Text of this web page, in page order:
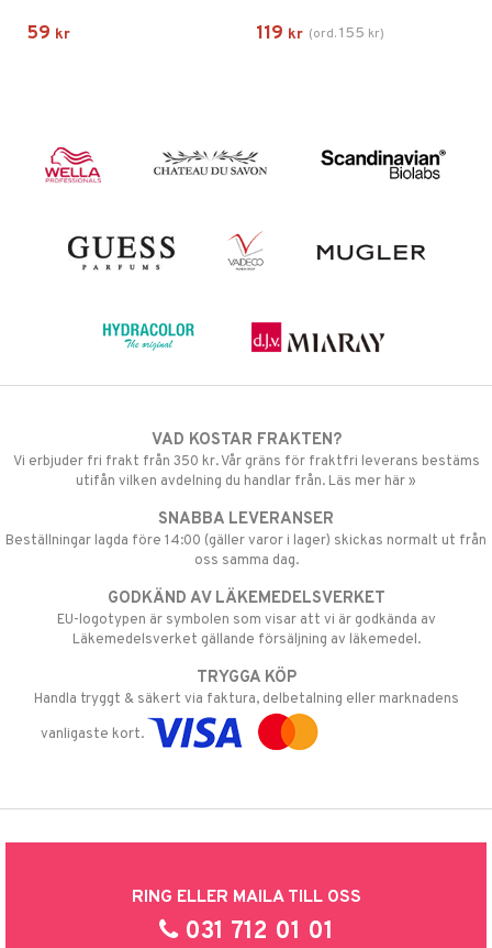
59 kr 119 kr (ord.155 kr)
VAD KOSTAR FRAKTEN?
Vi erbjuder fri frakt från 350 kr. Vår gräns för fraktfri leverans bestäms
utifån vilken avdelning du handlar från. Läs mer här »
SNABBA LEVERANSER
Beställningar lagda före 14:00 (gäller varor i lager) skickas normalt ut från
oss samma dag.
GODKÄND AV LÄKEMEDELSVERKET
EU-logotypen är symbolen som visar att vi är godkända av
Läkemedelsverket gällande försäljning av läkemedel.
TRYGGA KÖP
Handla tryggt & säkert via faktura, delbetalning eller marknadens
vanligaste kort.
RING ELLER MAILA TILL OSS
031 712 01 01